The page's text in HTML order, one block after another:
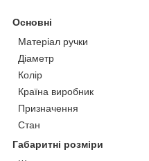
Основні
Матеріал ручки
Діаметр
Колір
Країна виробник
Призначення
Стан
Габаритні розміри